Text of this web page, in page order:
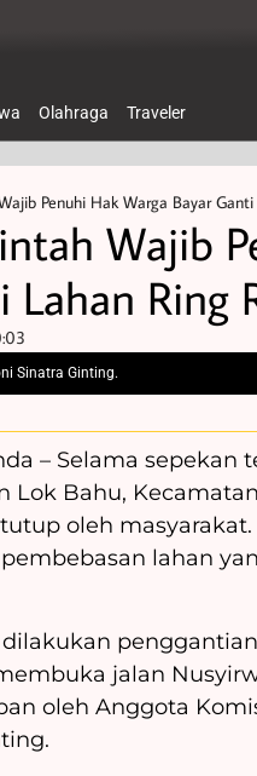
Olahraga Traveler
Penuhi Hak Warga Bayar
Wajib
Lahan Ring
Sinatra Ginting.
– Selama sepekan
Lok Bahu,
oleh masyarakat.
lahan
jalan
oleh Anggota